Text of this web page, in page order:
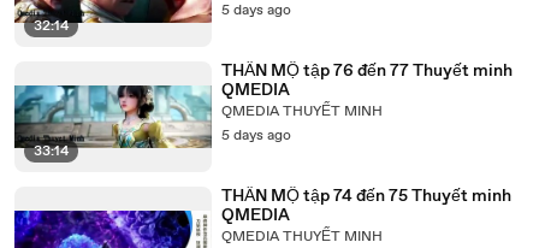
32:14
5 days ago
33:14
THẦN MỘ tập 76 đến 77 Thuyết minh
QMEDIA
QMEDIA THUYẾT MINH
5 days ago
THẦN MỘ tập 74 đến 75 Thuyết minh
QMEDIA
QMEDIA THUYẾT MINH